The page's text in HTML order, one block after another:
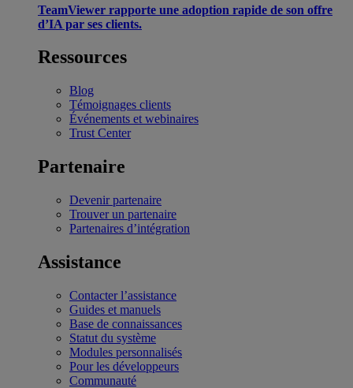
TeamViewer rapporte une adoption rapide de son offre
d’IA par ses clients.
Ressources
Blog
Témoignages clients
Événements et webinaires
Trust Center
Partenaire
Devenir partenaire
Trouver un partenaire
Partenaires d’intégration
Assistance
Contacter l’assistance
Guides et manuels
Base de connaissances
Statut du système
Modules personnalisés
Pour les développeurs
Communauté